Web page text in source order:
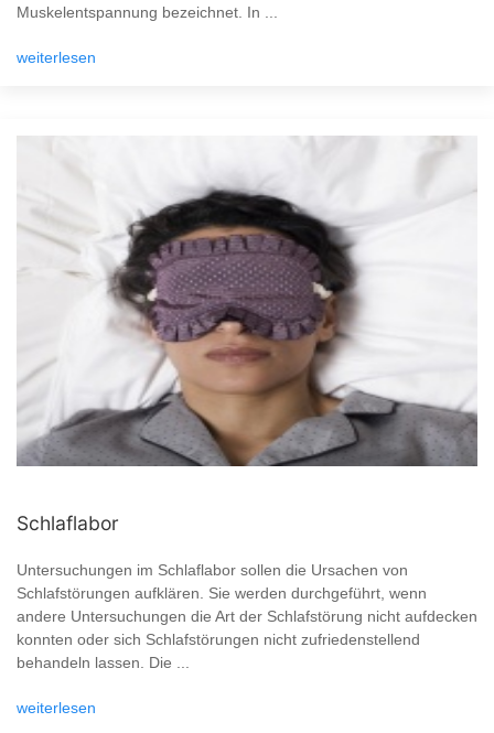
Muskelentspannung bezeichnet. In ...
weiterlesen
Schlaflabor
Untersuchungen im Schlaflabor sollen die Ursachen von
Schlafstörungen aufklären. Sie werden durchgeführt, wenn
andere Untersuchungen die Art der Schlafstörung nicht aufdecken
konnten oder sich Schlafstörungen nicht zufriedenstellend
behandeln lassen. Die ...
weiterlesen